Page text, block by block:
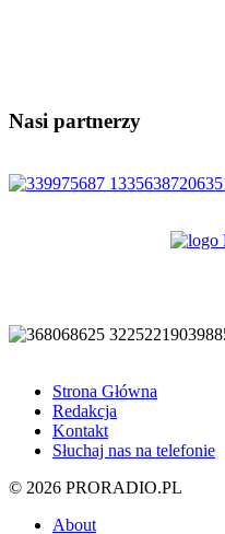
Nasi partnerzy
Strona Główna
Redakcja
Kontakt
Słuchaj nas na telefonie
© 2026 PRORADIO.PL
About